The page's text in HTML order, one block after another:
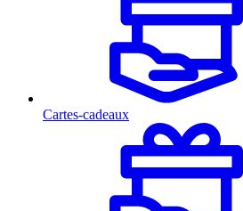
Cartes-cadeaux